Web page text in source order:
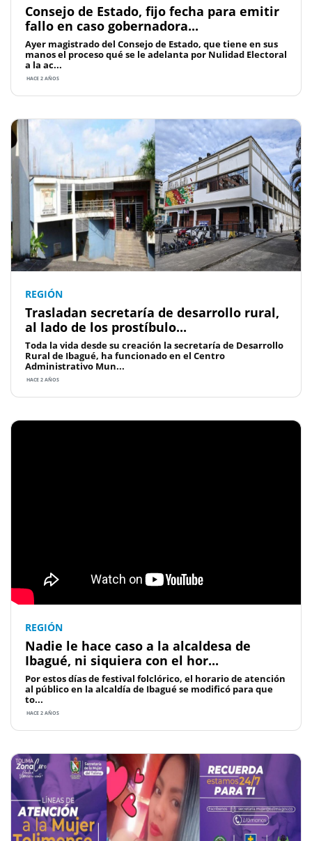
Consejo de Estado, fijo fecha para emitir
fallo en caso gobernadora...
Ayer magistrado del Consejo de Estado, que tiene en sus
manos el proceso qué se le adelanta por Nulidad Electoral
a la ac...
HACE 2 AÑOS
REGIÓN
Trasladan secretaría de desarrollo rural,
al lado de los prostíbulo...
Toda la vida desde su creación la secretaría de Desarrollo
Rural de Ibagué, ha funcionado en el Centro
Administrativo Mun...
HACE 2 AÑOS
REGIÓN
Nadie le hace caso a la alcaldesa de
Ibagué, ni siquiera con el hor...
Por estos días de festival folclórico, el horario de atención
al público en la alcaldía de Ibagué se modificó para que
to...
HACE 2 AÑOS